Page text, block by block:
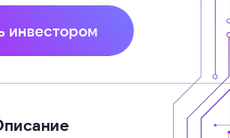
инвестором